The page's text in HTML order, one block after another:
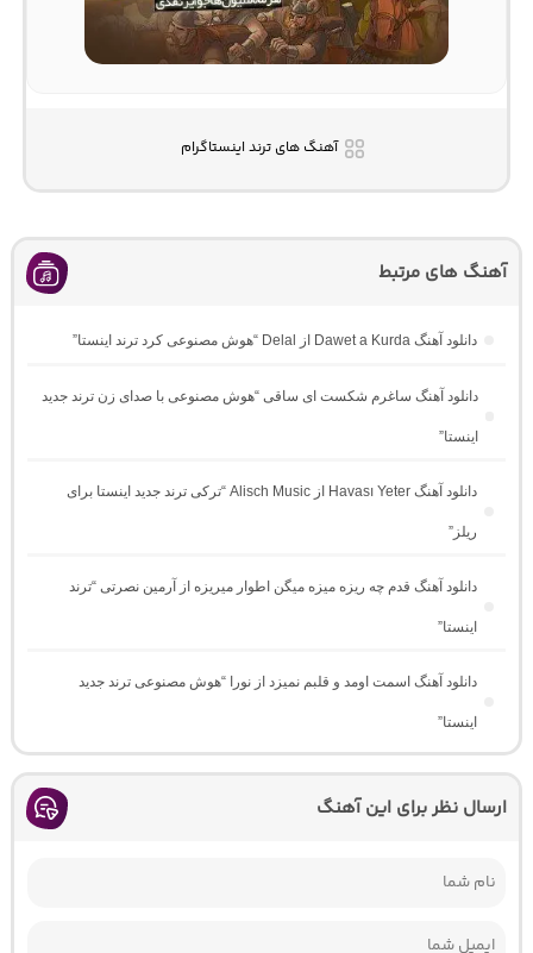
آهنگ های ترند اینستاگرام
آهنگ های مرتبط
دانلود آهنگ Dawet a Kurda از Delal “هوش مصنوعی کرد ترند اینستا”
دانلود آهنگ ساغرم شکست ای ساقی “هوش مصنوعی با صدای زن ترند جدید
اینستا”
دانلود آهنگ Havası Yeter از Alisch Music “ترکی ترند جدید اینستا برای
ریلز”
دانلود آهنگ ﻗﺪم ﭼﻪ رﻳﺰه ﻣﻴﺰه ﻣﻴﮕﻦ اﻃﻮار ﻣﻴﺮﻳﺰه از آرمین نصرتی “ترند
اینستا”
دانلود آهنگ اسمت اومد و قلبم نمیزد از نورا “هوش مصنوعی ترند جدید
اینستا”
ارسال نظر برای این آهنگ